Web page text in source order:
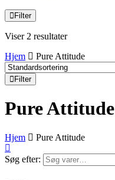
Filter
Viser 2 resultater
Hjem
Pure Attitude
Filter
Pure Attitude
Hjem Pure Attitude
Søg efter: